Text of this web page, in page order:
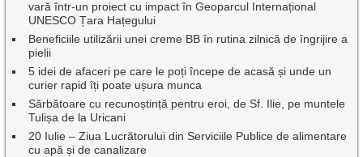
vară într-un proiect cu impact în Geoparcul Internațional
UNESCO Țara Hațegului
Beneficiile utilizării unei creme BB în rutina zilnică de îngrijire a
pielii
5 idei de afaceri pe care le poți începe de acasă și unde un
curier rapid îți poate ușura munca
Sărbătoare cu recunoștință pentru eroi, de Sf. Ilie, pe muntele
Tulișa de la Uricani
20 Iulie – Ziua Lucrătorului din Serviciile Publice de alimentare
cu apă și de canalizare